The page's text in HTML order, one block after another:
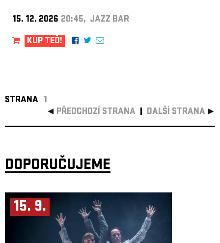
15. 12. 2026 20:45, JAZZ BAR
KUP TEĎ!
STRANA 1
PŘEDCHOZÍ STRANA
DALŠÍ STRANA
DOPORUČUJEME
15. 9.